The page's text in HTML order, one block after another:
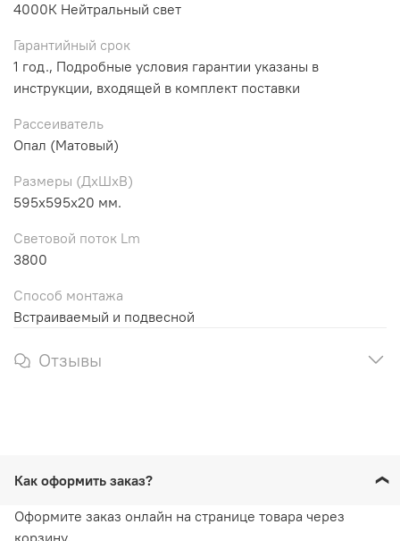
4000К Нейтральный свет
Гарантийный срок
1 год., Подробные условия гарантии указаны в
инструкции, входящей в комплект поставки
Рассеиватель
Опал (Матовый)
Размеры (ДхШхВ)
595х595х20 мм.
Световой поток Lm
3800
Способ монтажа
Встраиваемый и подвесной
Отзывы
Как оформить заказ?
Оформите заказ онлайн на странице товара через
корзину.